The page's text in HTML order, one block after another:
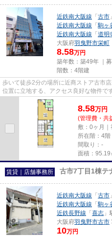
近鉄南大阪線 「 古市
近鉄南大阪線 「駒ヶ
近鉄南大阪線 「 道明
大阪府羽曳野市栄町
8.58万円
築年数：築49年 ｜募
階数：4階建
歩いて徒歩2分の場所に近商ストア古市
位置に立地する、アクセス良好な物件です
8.58万円
(管理費・共
敷：0ヶ月｜
所在階：4階
間取り：-
面積：95.19
賃貸｜店舗事務所 古市7丁目1棟テ
近鉄南大阪線 「 古市
近鉄南大阪線 「駒ヶ
近鉄長野線 「 喜志
大阪府羽曳野市古市
10万円